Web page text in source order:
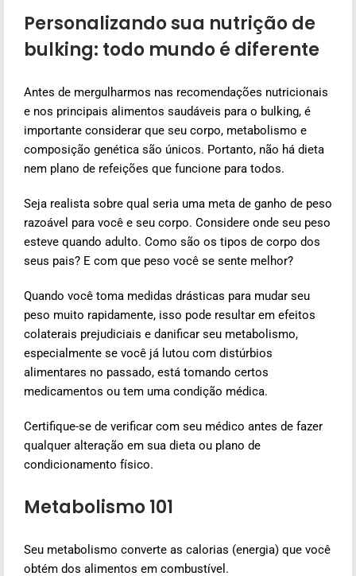
Personalizando sua nutrição de
bulking: todo mundo é diferente
Antes de mergulharmos nas recomendações nutricionais
e nos principais alimentos saudáveis para o bulking, é
importante considerar que seu corpo, metabolismo e
composição genética são únicos. Portanto, não há dieta
nem plano de refeições que funcione para todos.
Seja realista sobre qual seria uma meta de ganho de peso
razoável para você e seu corpo. Considere onde seu peso
esteve quando adulto. Como são os tipos de corpo dos
seus pais? E com que peso você se sente melhor?
Quando você toma medidas drásticas para mudar seu
peso muito rapidamente, isso pode resultar em efeitos
colaterais prejudiciais e danificar seu metabolismo,
especialmente se você já lutou com distúrbios
alimentares no passado, está tomando certos
medicamentos ou tem uma condição médica.
Certifique-se de verificar com seu médico antes de fazer
qualquer alteração em sua dieta ou plano de
condicionamento físico.
Metabolismo 101
Seu metabolismo converte as calorias (energia) que você
obtém dos alimentos em combustível.